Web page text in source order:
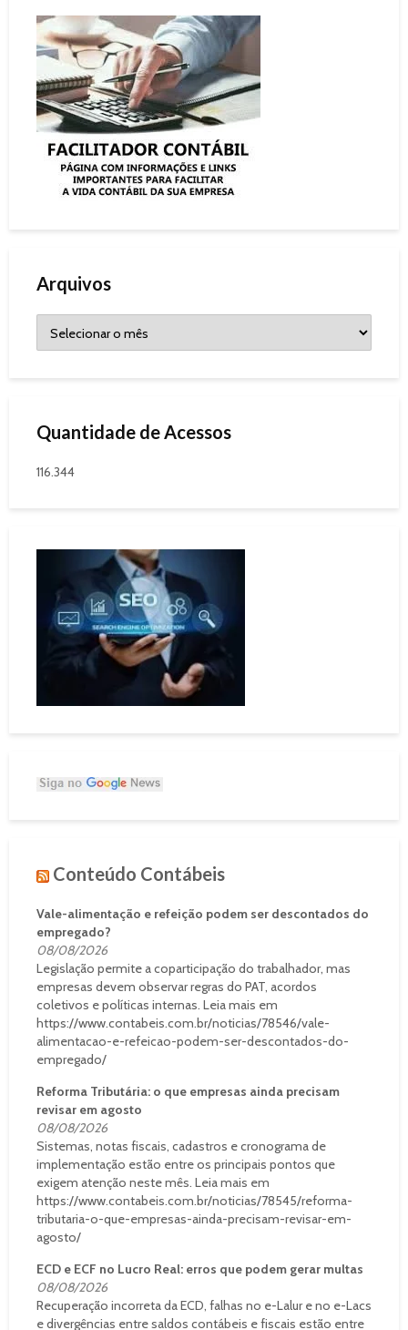
Arquivos
Quantidade de Acessos
116.344
Conteúdo Contábeis
Vale-alimentação e refeição podem ser descontados do
empregado?
08/08/2026
Legislação permite a coparticipação do trabalhador, mas
empresas devem observar regras do PAT, acordos
coletivos e políticas internas. Leia mais em
https://www.contabeis.com.br/noticias/78546/vale-
alimentacao-e-refeicao-podem-ser-descontados-do-
empregado/
Reforma Tributária: o que empresas ainda precisam
revisar em agosto
08/08/2026
Sistemas, notas fiscais, cadastros e cronograma de
implementação estão entre os principais pontos que
exigem atenção neste mês. Leia mais em
https://www.contabeis.com.br/noticias/78545/reforma-
tributaria-o-que-empresas-ainda-precisam-revisar-em-
agosto/
ECD e ECF no Lucro Real: erros que podem gerar multas
08/08/2026
Recuperação incorreta da ECD, falhas no e-Lalur e no e-Lacs
e divergências entre saldos contábeis e fiscais estão entre